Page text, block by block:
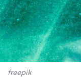
freepik